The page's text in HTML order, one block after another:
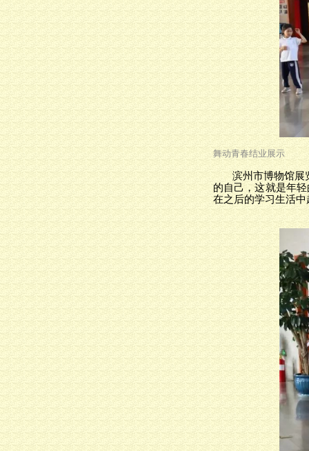
舞动青春结业展示
滨州市博物馆展
的自己，这就是年
在之后的学习生活中